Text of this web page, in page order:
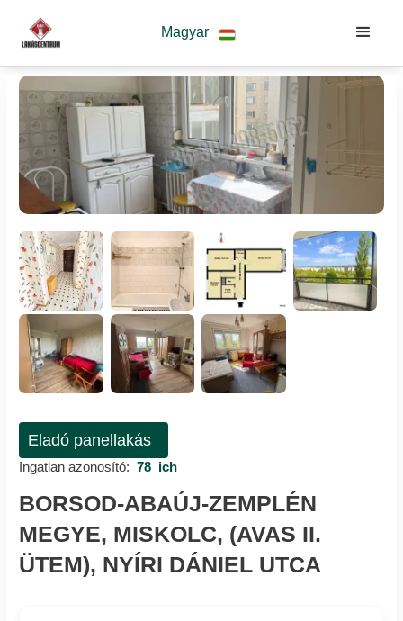
Magyar
Eladó panellakás
Ingatlan azonosító: 78_ich
BORSOD-ABAÚJ-ZEMPLÉN
MEGYE, MISKOLC, (AVAS II.
ÜTEM), NYÍRI DÁNIEL UTCA